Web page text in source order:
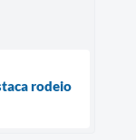
rodeio